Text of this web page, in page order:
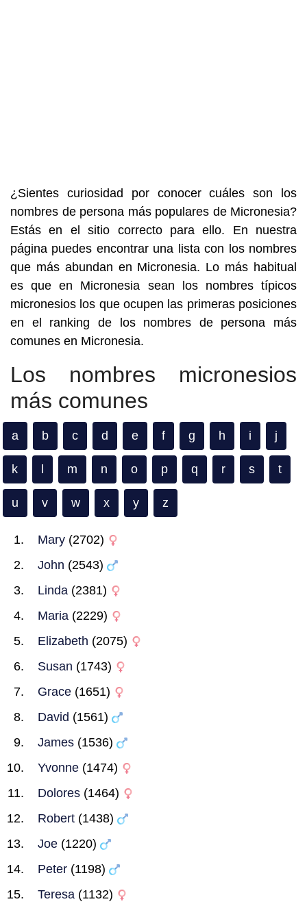
¿Sientes curiosidad por conocer cuáles son los
nombres de persona más populares de Micronesia?
Estás en el sitio correcto para ello. En nuestra
página puedes encontrar una lista con los nombres
que más abundan en Micronesia. Lo más habitual
es que en Micronesia sean los nombres típicos
micronesios los que ocupen las primeras posiciones
en el ranking de los nombres de persona más
comunes en Micronesia.
Los nombres micronesios
más comunes
a b c d e f g h i j
k m n o p q r s t
u v w x y z
Mary (2702)
John (2543)
Linda (2381)
Maria (2229)
Elizabeth (2075)
Susan (1743)
Grace (1651)
David (1561)
James (1536)
Yvonne (1474)
Dolores (1464)
Robert (1438)
Joe (1220)
Peter (1198)
Teresa (1132)